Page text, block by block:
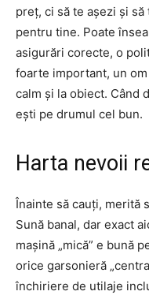
preț, ci să te așezi și
pentru tine. Poate
asigurări corecte, o
foarte important, un
calm și la obiect. Când
ești pe drumul cel bun.
Harta nevoii
Înainte să cauți, merită
Sună banal, dar exact
mașină „mică” e bună
orice garsonieră
închiriere de utilaje